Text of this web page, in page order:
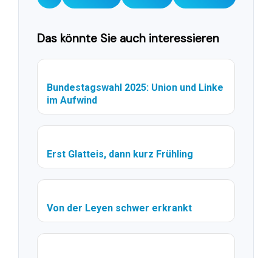
Das könnte Sie auch interessieren
Bundestagswahl 2025: Union und Linke
im Aufwind
Erst Glatteis, dann kurz Frühling
Von der Leyen schwer erkrankt